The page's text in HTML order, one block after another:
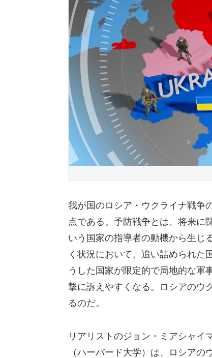
我が国のロシア・ウクライナ戦争
点である。予防戦争とは、将来に
いう国家の指導者の動機から生じ
く状況において、追い詰められた
うした国家が限定的で局地的な軍
撃に訴えやすくなる。ロシアのウ
るのだ。
リアリストのジョン・ミアシャイ
（ハーバード大学）は、ロシア